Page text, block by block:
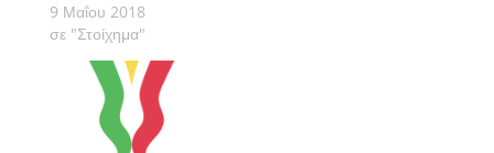
9 Μαΐου 2018
σε "Στοίχημα"